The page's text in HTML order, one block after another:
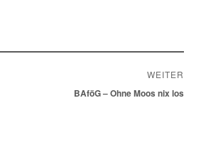
WEITER
BAföG – Ohne Moos nix los